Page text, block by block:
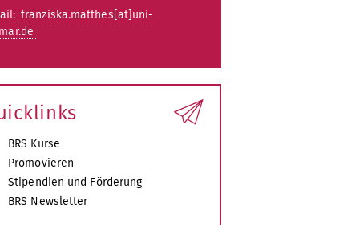
franziska.matthes[at]uni-
BRS Kurse
Promovieren
Stipendien und Förderung
BRS Newsletter